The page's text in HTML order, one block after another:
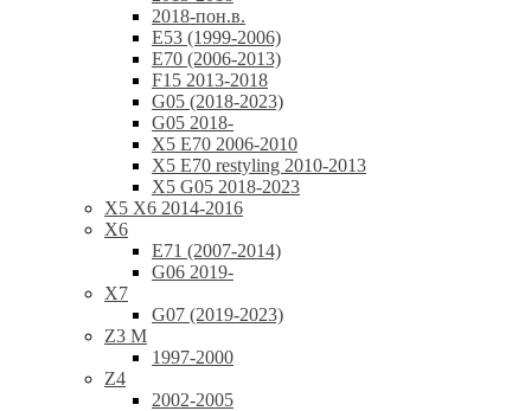
2018-пон.в.
E53 (1999-2006)
E70 (2006-2013)
F15 2013-2018
G05 (2018-2023)
G05 2018-
X5 E70 2006-2010
X5 E70 restyling 2010-2013
X5 G05 2018-2023
X5 X6 2014-2016
X6
E71 (2007-2014)
G06 2019-
X7
G07 (2019-2023)
Z3 M
1997-2000
Z4
2002-2005